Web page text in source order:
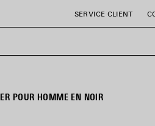
SERVICE CLIENT
POUR HOMME EN NOIR